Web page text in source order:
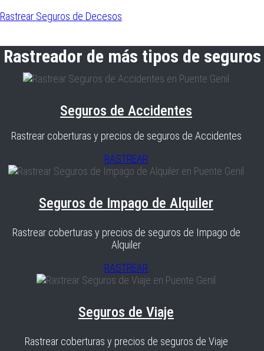
Rastrear Seguros de Decesos
Rastreador de más tipos de seguros
Seguros de Accidentes
Rastrear coberturas y precios de seguros de Accidentes
RASTREAR
Seguros de Impago de Alquiler
Rastrear coberturas y precios de seguros de Impago de
Alquiler
RASTREAR
Seguros de Viaje
Rastrear coberturas y precios de seguros de Viaje